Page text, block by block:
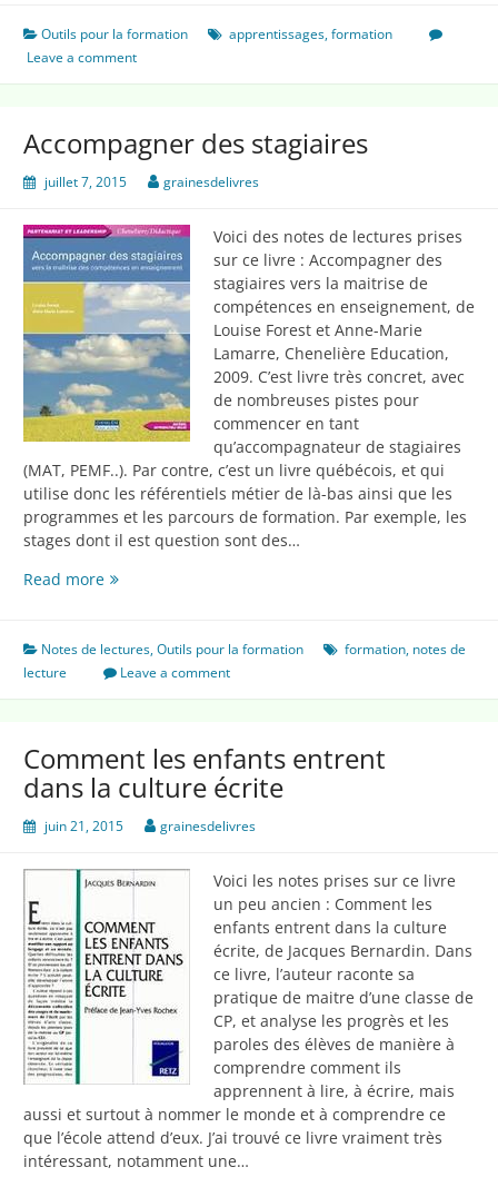
dans
sa
classe
Outils pour la formation apprentissages,formation
Leave a comment
Accompagner des stagiaires
juillet 7, 2015 grainesdelivres
Voici des notes de lectures prises
sur ce livre : Accompagner des
stagiaires vers la maitrise de
compétences en enseignement, de
Louise Forest et Anne-Marie
Lamarre, Chenelière Education,
2009. C’est livre très concret, avec
de nombreuses pistes pour
commencer en tant
qu’accompagnateur de stagiaires
(MAT, PEMF..). Par contre, c’est un livre québécois, et qui
utilise donc les référentiels métier de là-bas ainsi que les
programmes et les parcours de formation. Par exemple, les
stages dont il est question sont des…
Read moreAccompagner
Notes de lectures,Outils pour la formation formation, notes de
lecture
Leave a comment
Comment les enfants entrent
dans la culture écrite
juin 21, 2015 grainesdelivres
Voici les notes prises sur ce livre
un peu ancien : Comment les
enfants entrent dans la culture
écrite, de Jacques Bernardin. Dans
ce livre, l’auteur raconte sa
pratique de maitre d’une classe de
CP, et analyse les progrès et les
paroles des élèves de manière à
comprendre comment ils
apprennent à lire, à écrire, mais
aussi et surtout à nommer le monde et à comprendre ce
que l’école attend d’eux. J’ai trouvé ce livre vraiment très
intéressant, notamment une…